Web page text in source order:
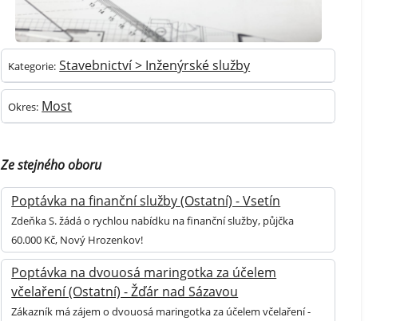
Kategorie: Stavebnictví > Inženýrské služby
Okres: Most
Ze stejného oboru
Poptávka na finanční služby (Ostatní) - Vsetín
Zdeňka S. žádá o rychlou nabídku na finanční služby, půjčka
60.000 Kč, Nový Hrozenkov!
Poptávka na dvouosá maringotka za účelem
včelaření (Ostatní) - Žďár nad Sázavou
Zákazník má zájem o dvouosá maringotka za účelem včelaření -